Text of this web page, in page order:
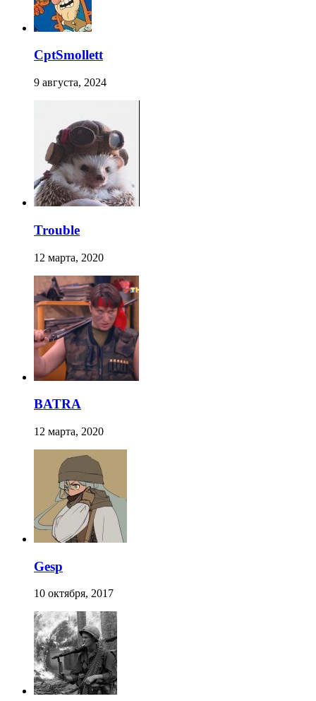
CptSmollett
9 августа, 2024
Trouble
12 марта, 2020
BATRA
12 марта, 2020
Gesp
10 октября, 2017